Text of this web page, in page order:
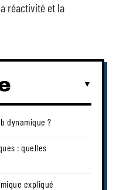
réactivité et la
dynamique ?
: quelles
expliqué